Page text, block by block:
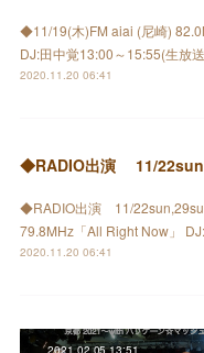
◆11/19(木)FM aiai (尼崎)
DJ:田中覚13:00～15:55(生放
2020.11.20 06:41
◆RADIO出演 11/
79.8MHz「All Right Now」
2020.11.20 06:41
2021.02.05 13:51